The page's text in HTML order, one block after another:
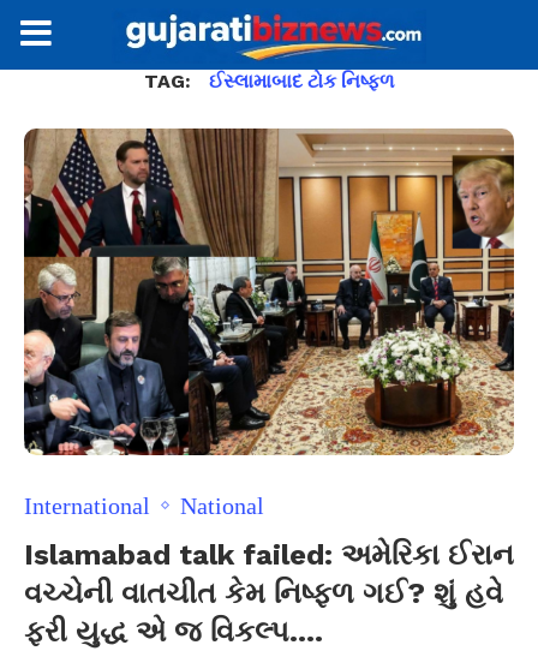
TAG: ઈસ્લામાબાદ ટોક નિષ્ફળ
International National
Islamabad talk failed: અમેરિકા ઈરાન
વચ્ચેની વાતચીત કેમ નિષ્ફળ ગઈ? શું હવે
ફરી યુદ્ધ એ જ વિકલ્પ….